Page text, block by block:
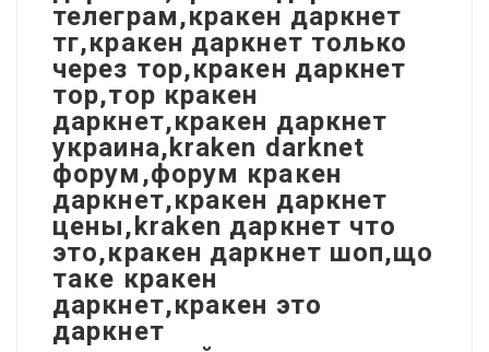
телеграм,кракен даркнет
тг,кракен даркнет только
через тор,кракен даркнет
тор,тор кракен
даркнет,кракен даркнет
украина,kraken darknet
форум,форум кракен
даркнет,кракен даркнет
цены,kraken даркнет что
это,кракен даркнет шоп,що
таке кракен
даркнет,кракен это
даркнет